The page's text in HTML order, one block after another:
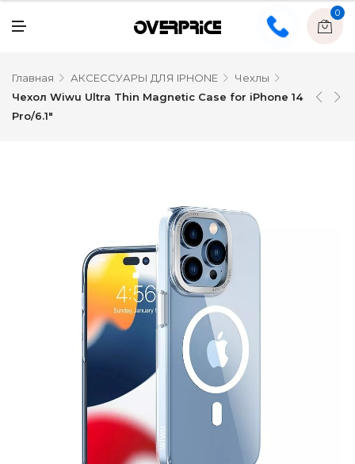
0
Главная АКСЕССУАРЫ ДЛЯ IPHONE
Чехлы
Чехол Wiwu Ultra Thin Magnetic Case for iPhone 14
Pro/6.1″